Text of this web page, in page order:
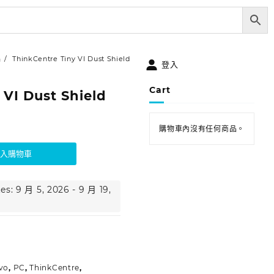
ThinkCentre Tiny VI Dust Shield
Dust Shield
購物車
9 月 5, 2026 - 9 月 19,
, PC,ThinkCentre,
登入
Cart
購物車內沒有任何商品。